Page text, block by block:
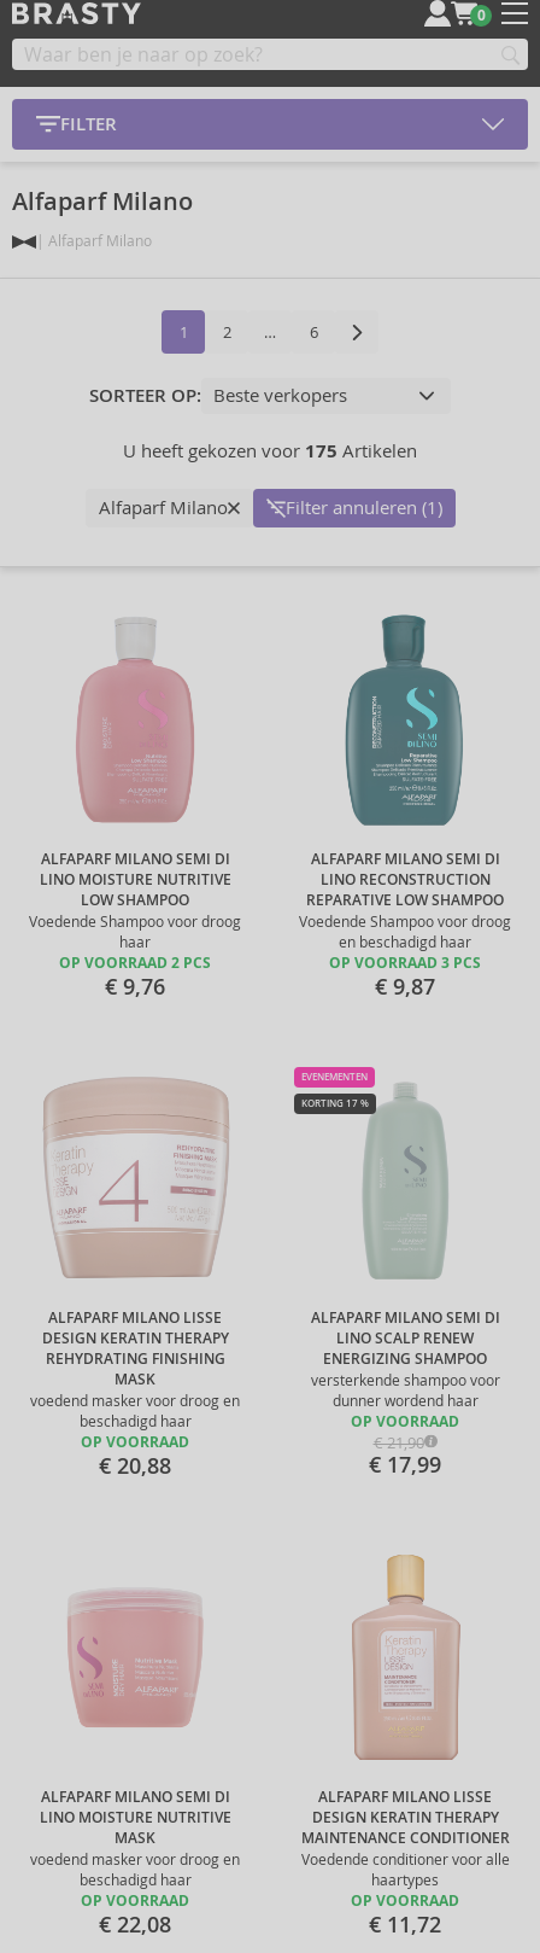
0
FILTER
Alfaparf Milano
Alfaparf Milano
1 2 … 6
SORTEER OP:
U heeft gekozen voor 175 Artikelen
Alfaparf Milano Filter annuleren (1)
ALFAPARF MILANO SEMI DI
LINO MOISTURE NUTRITIVE
LOW SHAMPOO
Voedende Shampoo voor droog
haar
OP VOORRAAD 2 PCS
€ 9,76
ALFAPARF MILANO SEMI DI
LINO RECONSTRUCTION
REPARATIVE LOW SHAMPOO
Voedende Shampoo voor droog
en beschadigd haar
OP VOORRAAD 3 PCS
€ 9,87
ALFAPARF MILANO LISSE
DESIGN KERATIN THERAPY
REHYDRATING FINISHING
MASK
voedend masker voor droog en
beschadigd haar
OP VOORRAAD
€ 20,88
ALFAPARF MILANO SEMI DI
LINO SCALP RENEW
ENERGIZING SHAMPOO
versterkende shampoo voor
dunner wordend haar
EVENEMENTEN
KORTING 17 %
OP VOORRAAD
€ 21,90
€ 17,99
ALFAPARF MILANO SEMI DI
LINO MOISTURE NUTRITIVE
MASK
voedend masker voor droog en
beschadigd haar
OP VOORRAAD
€ 22,08
ALFAPARF MILANO LISSE
DESIGN KERATIN THERAPY
MAINTENANCE CONDITIONER
Voedende conditioner voor alle
haartypes
OP VOORRAAD
€ 11,72